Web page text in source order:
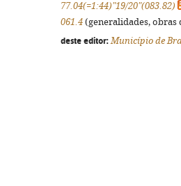
77.04(=1:44)"19/20"(083.82)
061.4 (generalidades,
deste editor: Município de